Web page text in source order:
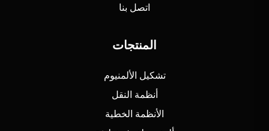
اتصل بنا
المنتجات
تشكيل الألمنيوم
أنظمة النقل
الأنظمة الخطية